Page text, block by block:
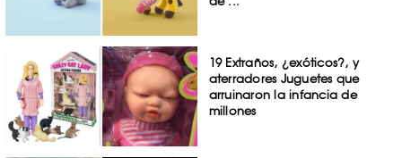
19 Extraños, ¿exóticos?, y
aterradores Juguetes que
arruinaron la infancia de
millones